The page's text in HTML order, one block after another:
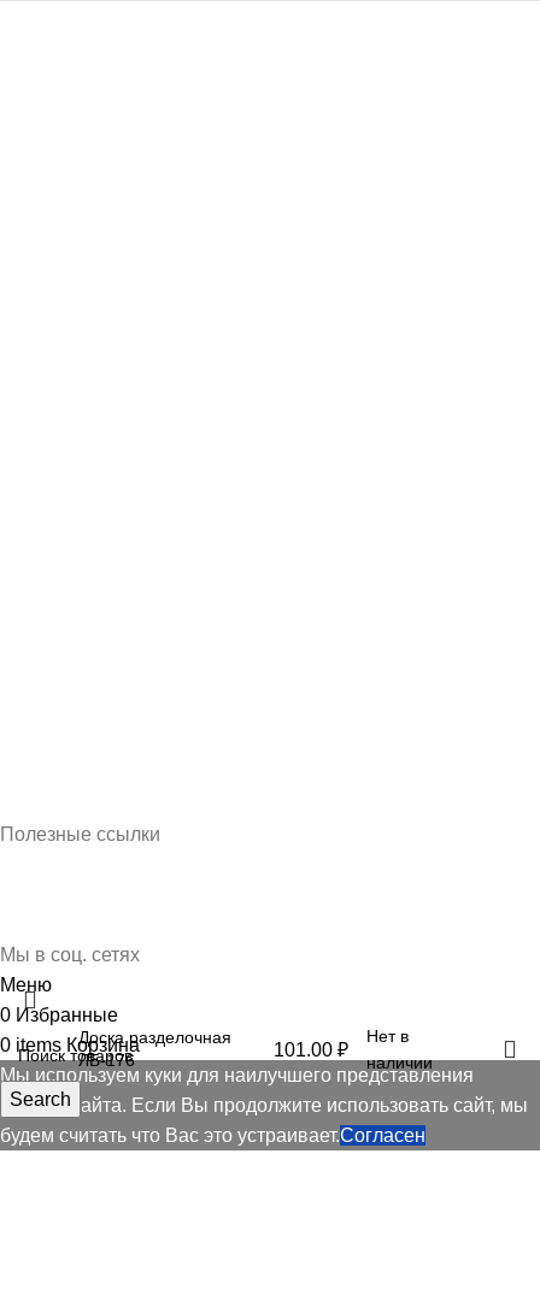
Полезные ссылки
Мы в соц. сетях
Search
Доска разделочная
ЛБ-176
101.00₽
Нет в
наличии
Меню
0 Избранные
0 items Корзина
Мы используем куки для наилучшего представления
нашего сайта. Если Вы продолжите использовать сайт, мы
будем считать что Вас это устраивает.Согласен